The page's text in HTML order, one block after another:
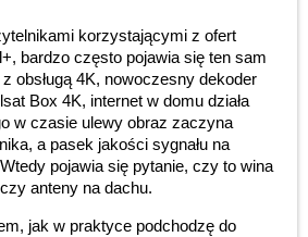
korzystającymi z ofert
bardzo często pojawia się ten sam
obsługą 4K, nowoczesny dekoder
Box 4K, internet w domu działa
w czasie ulewy obraz zaczyna
a pasek jakości sygnału na
pojawia się pytanie, czy to wina
anteny na dachu.
jak w praktyce podchodzę do